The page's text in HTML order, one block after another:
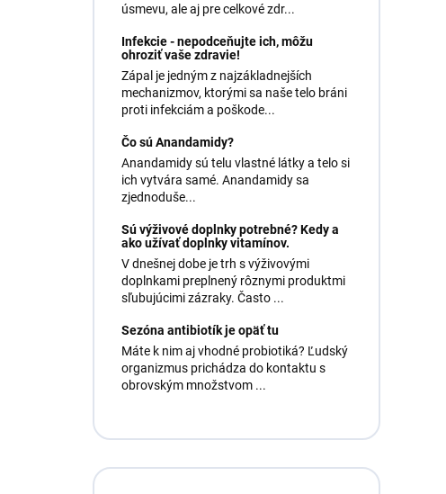
úsmevu, ale aj pre celkové zdr...
Infekcie - nepodceňujte ich, môžu
ohroziť vaše zdravie!
Zápal je jedným z najzákladnejších
mechanizmov, ktorými sa naše telo bráni
proti infekciám a poškode...
Čo sú Anandamidy?
Anandamidy sú telu vlastné látky a telo si
ich vytvára samé. Anandamidy sa
zjednoduše...
Sú výživové doplnky potrebné? Kedy a
ako užívať doplnky vitamínov.
V dnešnej dobe je trh s výživovými
doplnkami preplnený rôznymi produktmi
sľubujúcimi zázraky. Často ...
Sezóna antibiotík je opäť tu
Máte k nim aj vhodné probiotiká? Ľudský
organizmus prichádza do kontaktu s
obrovským množstvom ...